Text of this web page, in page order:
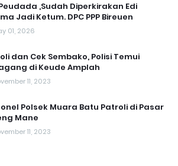
,Sudah Diperkirakan Edi
Jadi Ketum. DPC PPP Bireuen
01, 2026
dan Cek Sembako, Polisi Temui
di Keude Amplah
11, 2023
Polsek Muara Batu Patroli di Pasar
Mane
11, 2023